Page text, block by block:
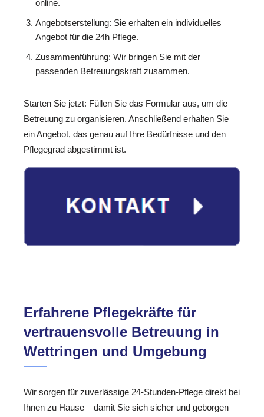
online.
Angebotserstellung: Sie erhalten ein individuelles
Angebot für die 24h Pflege.
Zusammenführung: Wir bringen Sie mit der
passenden Betreuungskraft zusammen.
Starten Sie jetzt: Füllen Sie das Formular aus, um die
Betreuung zu organisieren. Anschließend erhalten Sie
ein Angebot, das genau auf Ihre Bedürfnisse und den
Pflegegrad abgestimmt ist.
Erfahrene Pflegekräfte für
vertrauensvolle Betreuung in
Wettringen und Umgebung
Wir sorgen für zuverlässige 24-Stunden-Pflege direkt bei
Ihnen zu Hause – damit Sie sich sicher und geborgen